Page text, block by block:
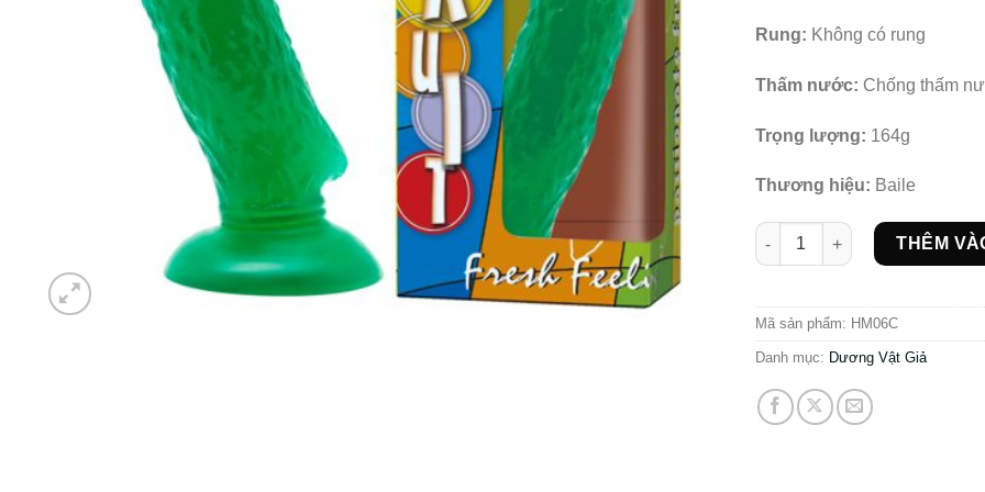
Rung: Không có rung
Thấm nước: Chống thấm
Trọng lượng: 164g
Thương hiệu: Baile
Dương vật hình trái khổ qua
THÊM
Mã sản phẩm: HM06C
Danh mục: Dương Vật Giả